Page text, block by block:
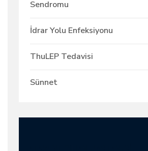
Sendromu
İdrar Yolu Enfeksiyonu
ThuLEP Tedavisi
Sünnet